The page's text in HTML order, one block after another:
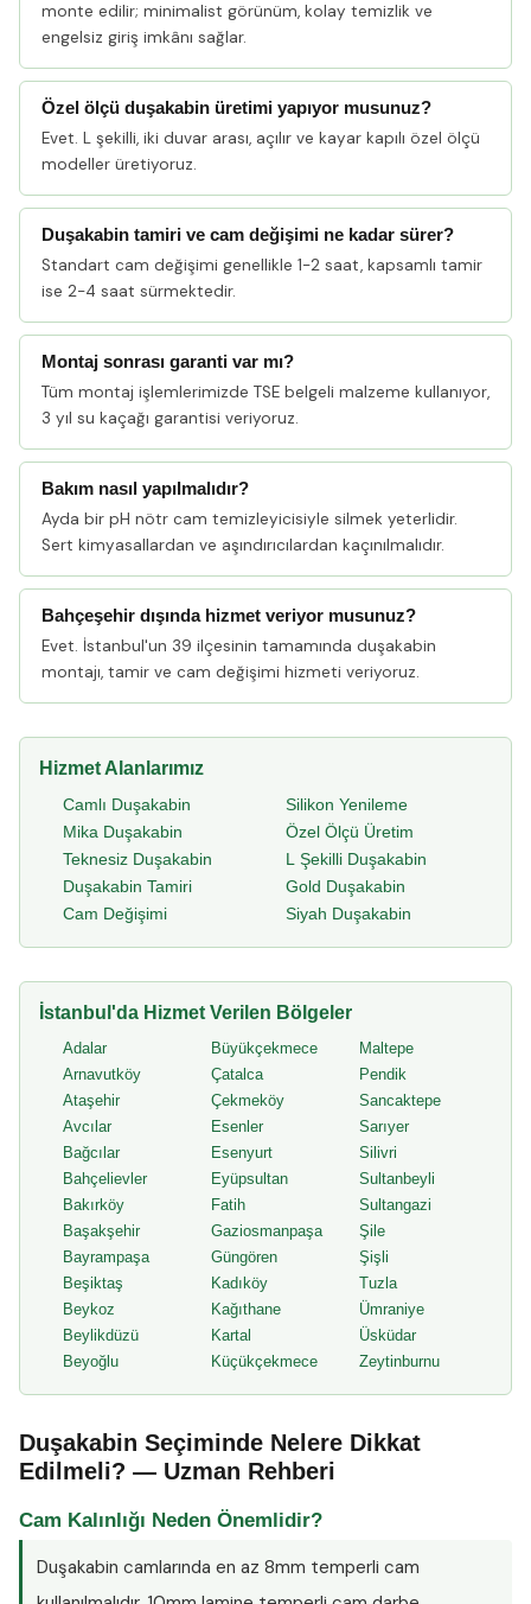
monte edilir; minimalist görünüm, kolay temizlik ve
engelsiz giriş imkânı sağlar.
Özel ölçü duşakabin üretimi yapıyor musunuz?
Evet. L şekilli, iki duvar arası, açılır ve kayar kapılı özel ölçü
modeller üretiyoruz.
Duşakabin tamiri ve cam değişimi ne kadar sürer?
Standart cam değişimi genellikle 1-2 saat, kapsamlı tamir
ise 2-4 saat sürmektedir.
Montaj sonrası garanti var mı?
Tüm montaj işlemlerimizde TSE belgeli malzeme kullanıyor,
3 yıl su kaçağı garantisi veriyoruz.
Bakım nasıl yapılmalıdır?
Ayda bir pH nötr cam temizleyicisiyle silmek yeterlidir.
Sert kimyasallardan ve aşındırıcılardan kaçınılmalıdır.
Bahçeşehir dışında hizmet veriyor musunuz?
Evet. İstanbul'un 39 ilçesinin tamamında duşakabin
montajı, tamir ve cam değişimi hizmeti veriyoruz.
Hizmet Alanlarımız
Camlı Duşakabin
Mika Duşakabin
Teknesiz Duşakabin
Duşakabin Tamiri
Cam Değişimi
Silikon Yenileme
Özel Ölçü Üretim
L Şekilli Duşakabin
Gold Duşakabin
Siyah Duşakabin
İstanbul'da Hizmet Verilen Bölgeler
Adalar
Arnavutköy
Ataşehir
Avcılar
Bağcılar
Bahçelievler
Bakırköy
Başakşehir
Bayrampaşa
Beşiktaş
Beykoz
Beylikdüzü
Beyoğlu
Büyükçekmece
Çatalca
Çekmeköy
Esenler
Esenyurt
Eyüpsultan
Fatih
Gaziosmanpaşa
Güngören
Kadıköy
Kağıthane
Kartal
Küçükçekmece
Maltepe
Pendik
Sancaktepe
Sarıyer
Silivri
Sultanbeyli
Sultangazi
Şile
Şişli
Tuzla
Ümraniye
Üsküdar
Zeytinburnu
Duşakabin Seçiminde Nelere Dikkat
Edilmeli? — Uzman Rehberi
Cam Kalınlığı Neden Önemlidir?
Duşakabin camlarında en az 8mm temperli cam